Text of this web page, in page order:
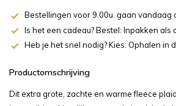
Bestellingen voor 9.00u. gaan vandaag
Is het een cadeau? Bestel: Inpakken als
Heb je het snel nodig? Kies: Ophalen in
Productomschrijving
Dit extra grote, zachte en warme fleece